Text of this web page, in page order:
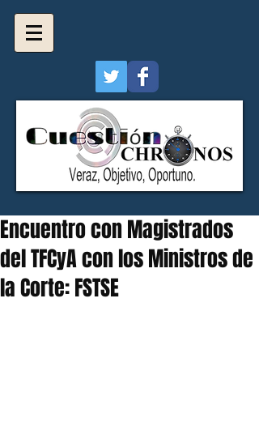
Encuentro con Magistrados
del TFCyA con los Ministros de
la Corte: FSTSE